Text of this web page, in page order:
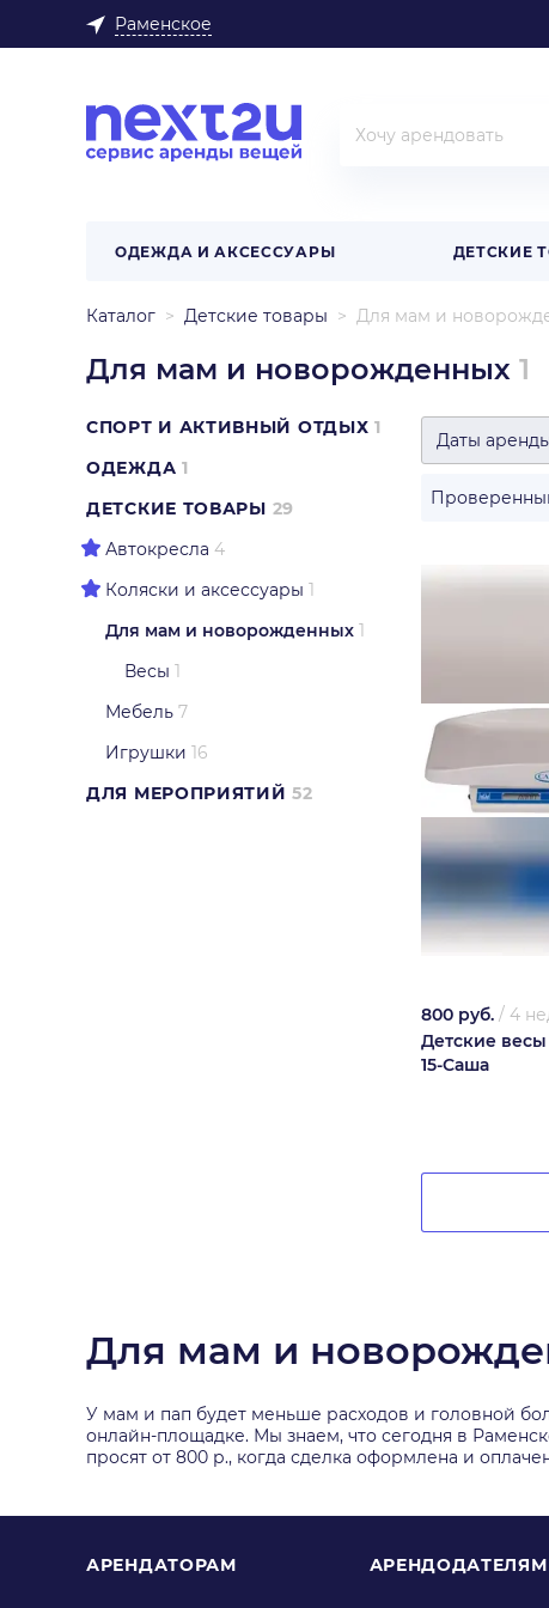
Раменское
ОДЕЖДА И АКСЕССУАРЫ ДЕТСКИЕ
Каталог Детские товары Для мам и
Для мам и новорожденных 1
СПОРТ И АКТИВНЫЙ ОТДЫХ 1
ОДЕЖДА 1
ДЕТСКИЕ ТОВАРЫ 29
Автокресла 4
Коляски и аксессуары 1
Для мам и новорожденных 1
Весы 1
Мебель 7
Игрушки 16
ДЛЯ МЕРОПРИЯТИЙ 52
Даты
800 руб. / 4
Детские
15-Саша
Для мам и
У мам и пап будет меньше расходов и головной
онлайн-площадке. Мы знаем, что сегодня в
просят от 800 р., когда сделка оформлена и
АРЕНДАТОРАМ АРЕНДОДАТЕЛЯМ